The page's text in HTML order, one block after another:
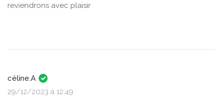
reviendrons avec plaisir
céline.A
29/12/2023 à 12:49